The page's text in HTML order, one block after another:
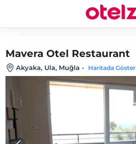
Mavera Otel Restaurant
Akyaka, Ula, Muğla - Haritada Göster